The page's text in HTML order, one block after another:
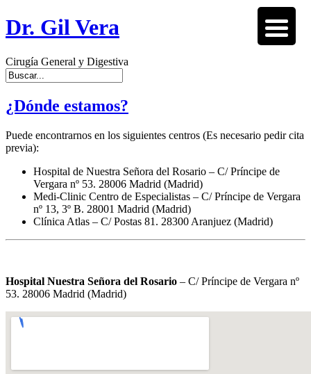
Dr. Gil Vera
Cirugía General y Digestiva
¿Dónde estamos?
Puede encontrarnos en los siguientes centros (Es necesario pedir cita
previa):
Hospital de Nuestra Señora del Rosario – C/ Príncipe de
Vergara nº 53. 28006 Madrid (Madrid)
Medi-Clinic Centro de Especialistas – C/ Príncipe de Vergara
nº 13, 3º B. 28001 Madrid (Madrid)
Clínica Atlas – C/ Postas 81. 28300 Aranjuez (Madrid)
Hospital Nuestra Señora del Rosario – C/ Príncipe de Vergara nº
53. 28006 Madrid (Madrid)